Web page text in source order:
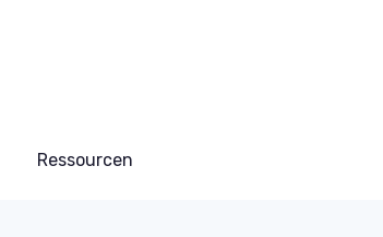
Ressourcen